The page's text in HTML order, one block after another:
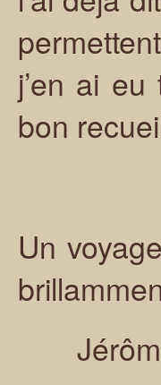
j’en ai
bon
Un